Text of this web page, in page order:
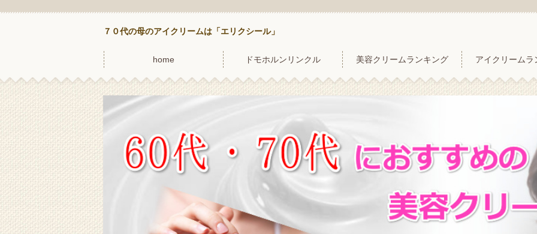
７０代の母のアイクリームは「エリクシール」
home ドモホルンリンクル 美容クリームランキング アイクリームラ